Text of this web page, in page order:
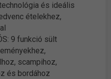
és ideális
ételekhez,
9 funkció sült
scampihoz,
és bordához